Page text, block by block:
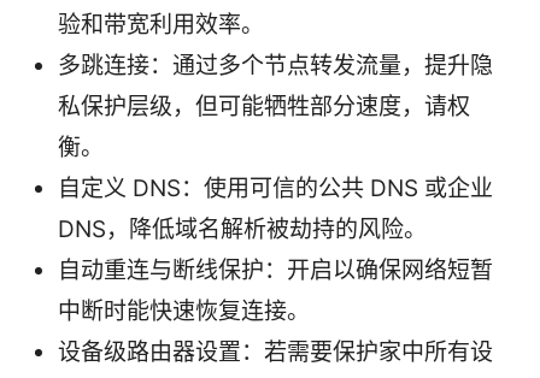
验和带宽利用效率。
多跳连接：通过多个节点转发流量，提升隐
私保护层级，但可能牺牲部分速度，请权
衡。
自定义 DNS：使用可信的公共 DNS 或企业
DNS，降低域名解析被劫持的风险。
自动重连与断线保护：开启以确保网络短暂
中断时能快速恢复连接。
设备级路由器设置：若需要保护家中所有设